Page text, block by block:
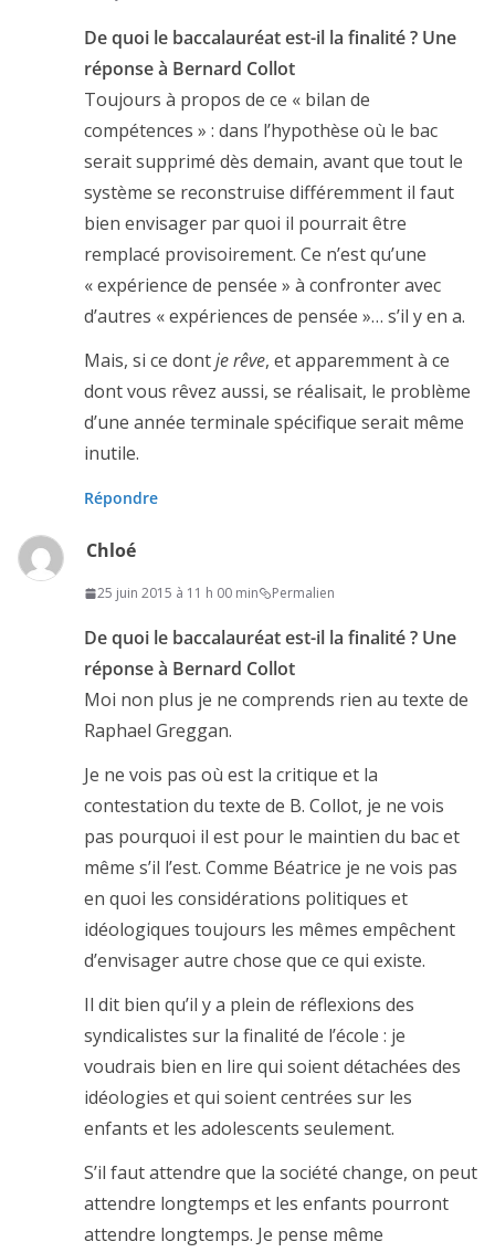
De quoi le baccalauréat est-il la finalité ? Une
réponse à Bernard Collot
Toujours à propos de ce « bilan de
compétences » : dans l’hypothèse où le bac
serait supprimé dès demain, avant que tout le
système se reconstruise différemment il faut
bien envisager par quoi il pourrait être
remplacé provisoirement. Ce n’est qu’une
« expérience de pensée » à confronter avec
d’autres « expériences de pensée »… s’il y en a.
Mais, si ce dontje rêve, et apparemment à ce
dont vous rêvez aussi, se réalisait, le problème
d’une année terminale spécifique serait même
inutile.
Répondre
Chloé
25 juin 2015 à 11 h 00 min Permalien
De quoi le baccalauréat est-il la finalité ? Une
réponse à Bernard Collot
Moi non plus je ne comprends rien au texte de
Raphael Greggan.
Je ne vois pas où est la critique et la
contestation du texte de B. Collot, je ne vois
pas pourquoi il est pour le maintien du bac et
même s’il l’est. Comme Béatrice je ne vois pas
en quoi les considérations politiques et
idéologiques toujours les mêmes empêchent
d’envisager autre chose que ce qui existe.
Il dit bien qu’il y a plein de réflexions des
syndicalistes sur la finalité de l’école : je
voudrais bien en lire qui soient détachées des
idéologies et qui soient centrées sur les
enfants et les adolescents seulement.
S’il faut attendre que la société change, on peut
attendre longtemps et les enfants pourront
attendre longtemps. Je pense même